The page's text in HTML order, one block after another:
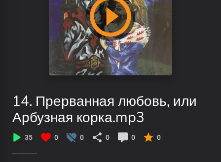
14. Прерванная любовь, или
Арбузная корка.mp3
35 0 0 0 0 0